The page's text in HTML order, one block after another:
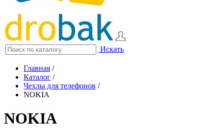
Искать
Главная /
Каталог /
Чехлы для телефонов /
NOKIA
NOKIA